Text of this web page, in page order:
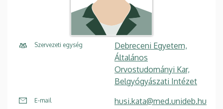
Szervezeti egység
Debreceni Egyetem,
Általános
Orvostudományi Kar,
Belgyógyászati Intézet
E-mail husi.kata@med.unideb.hu